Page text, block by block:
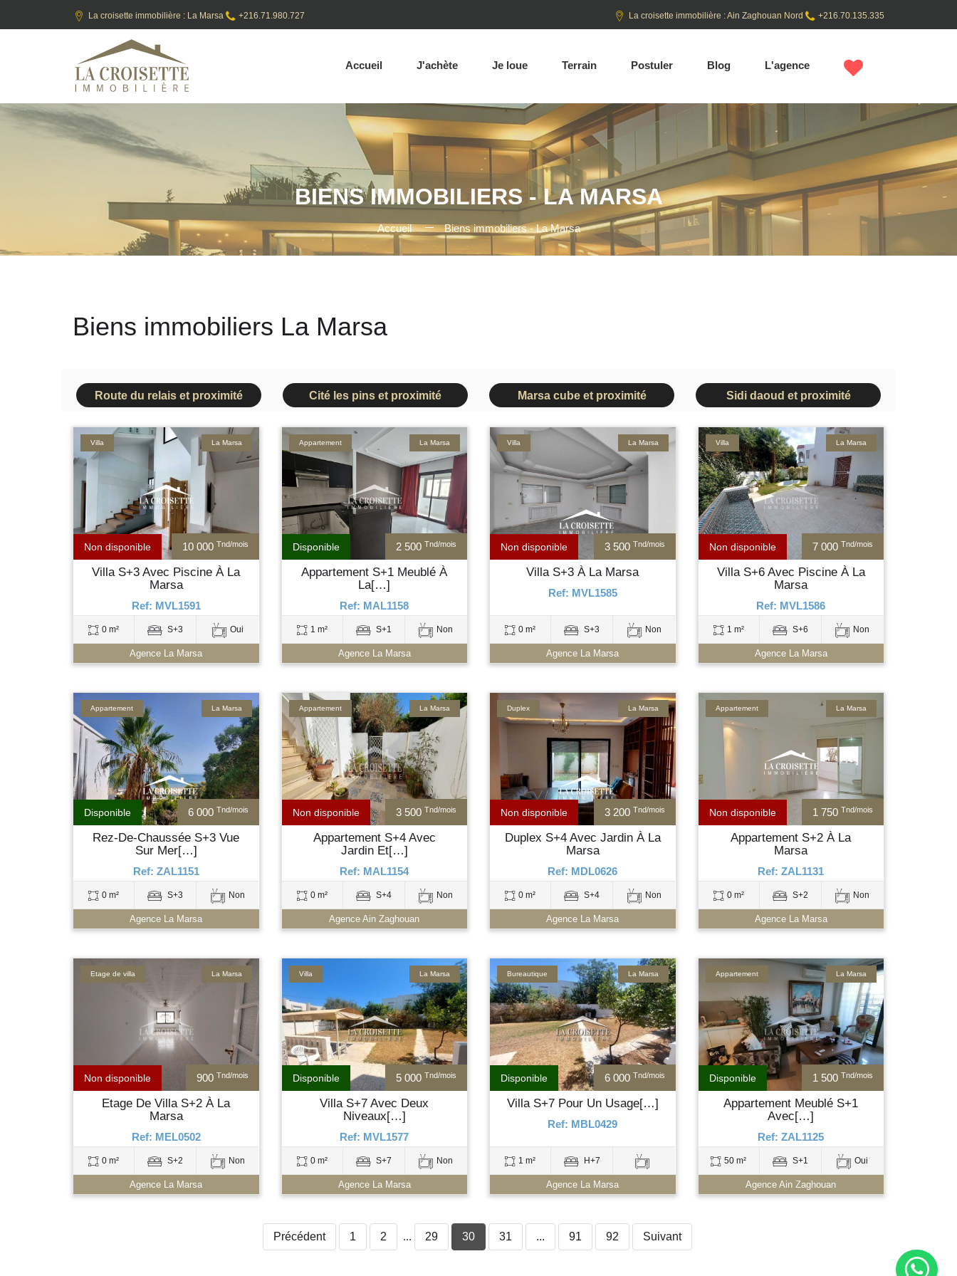
La croisette immobilière : La Marsa +216.71.980.727 La croisette immobilière : Ain Zaghouan Nord +216.70.135.335
Accueil J'achète Je loue Terrain Postuler Blog L'agence
BIENS IMMOBILIERS - LA MARSA
Accueil Biens immobiliers - La Marsa
Biens immobiliers La Marsa
Route du relais et proximité Cité les pins et proximité Marsa cube et proximité Sidi daoud et proximité
10 000 Tnd/mois
Non disponible
La Marsa
Villa
Villa S+3 Avec Piscine À La
Marsa
Ref: MVL1591
0 m² S+3 Oui
Agence La Marsa
2 500 Tnd/mois
Disponible
La Marsa
Appartement
Appartement S+1 Meublé À
La[…]
Ref: MAL1158
1 m² S+1 Non
Agence La Marsa
3 500 Tnd/mois
Non disponible
La Marsa
Villa
Villa S+3 À La Marsa
Ref: MVL1585
0 m² S+3 Non
Agence La Marsa
7 000 Tnd/mois
Non disponible
La Marsa
Villa
Villa S+6 Avec Piscine À La
Marsa
Ref: MVL1586
1 m² S+6 Non
Agence La Marsa
6 000 Tnd/mois
Disponible
La Marsa
Appartement
Rez-De-Chaussée S+3 Vue
Sur Mer[…]
Ref: ZAL1151
0 m² S+3 Non
Agence La Marsa
3 500 Tnd/mois
Non disponible
La Marsa
Appartement
Appartement S+4 Avec
Jardin Et[…]
Ref: MAL1154
0 m² S+4 Non
Agence Ain Zaghouan
3 200 Tnd/mois
Non disponible
La Marsa
Duplex
Duplex S+4 Avec Jardin À La
Marsa
Ref: MDL0626
0 m² S+4 Non
Agence La Marsa
1 750 Tnd/mois
Non disponible
La Marsa
Appartement
Appartement S+2 À La
Marsa
Ref: ZAL1131
0 m² S+2 Non
Agence La Marsa
900 Tnd/mois
Non disponible
La Marsa
Etage de villa
Etage De Villa S+2 À La
Marsa
Ref: MEL0502
0 m² S+2 Non
Agence La Marsa
5 000 Tnd/mois
Disponible
La Marsa
Villa
Villa S+7 Avec Deux
Niveaux[…]
Ref: MVL1577
0 m² S+7 Non
Agence La Marsa
6 000 Tnd/mois
Disponible
La Marsa
Bureautique
Villa S+7 Pour Un Usage[…]
Ref: MBL0429
1 m² H+7
Agence La Marsa
1 500 Tnd/mois
Disponible
La Marsa
Appartement
Appartement Meublé S+1
Avec[…]
Ref: ZAL1125
50 m² S+1 Oui
Agence Ain Zaghouan
Précédent 1 2 ... 29 30 31 ... 91 92 Suivant